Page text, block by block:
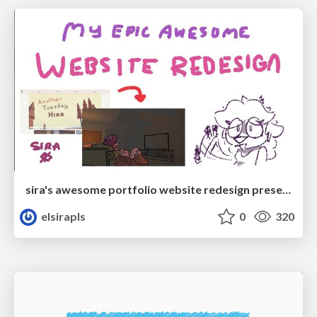
sira's awesome portfolio website redesign presentation
elsirapls
0 320